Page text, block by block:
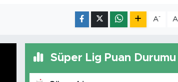
A- A
Süper Lig Puan Durumu